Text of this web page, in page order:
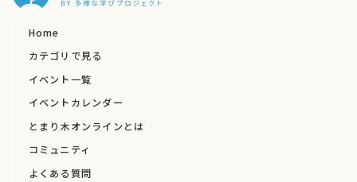
Home
カテゴリで見る
イベント一覧
イベントカレンダー
とまり木オンラインとは
コミュニティ
よくある質問